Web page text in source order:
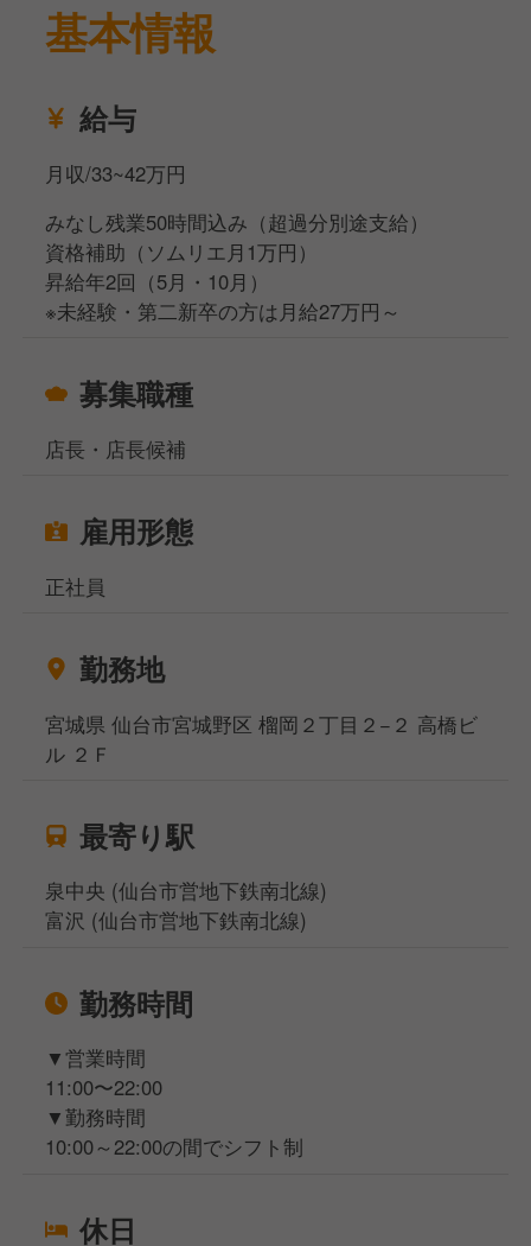
基本情報
給与
月収/33~42万円
みなし残業50時間込み（超過分別途支給）
資格補助（ソムリエ月1万円）
昇給年2回（5月・10月）
※未経験・第二新卒の方は月給27万円～
募集職種
店長・店長候補
雇用形態
正社員
勤務地
宮城県 仙台市宮城野区 榴岡２丁目２−２ 高橋ビ
ル ２Ｆ
最寄り駅
泉中央 (仙台市営地下鉄南北線)
富沢 (仙台市営地下鉄南北線)
勤務時間
▼営業時間
11:00〜22:00
▼勤務時間
10:00～22:00の間でシフト制
休日